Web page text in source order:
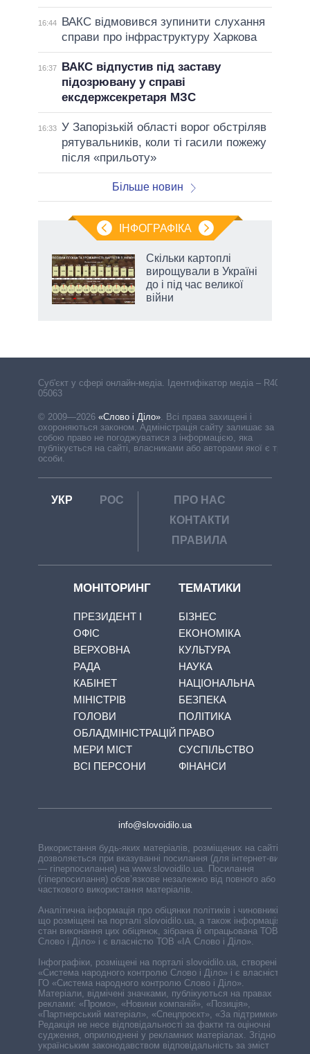
16:44
ВАКС відмовився зупинити слухання
справи про інфраструктуру Харкова
16:37
ВАКС відпустив під заставу
підозрювану у справі
ексдержсекретаря МЗС
16:33 У Запорізькій області ворог обстріляв
рятувальників, коли ті гасили пожежу
після «прильоту»
Більше новин
ІНФОГРАФІКА
Скільки картоплі
вирощували в Україні
до і під час великої
війни
Cуб'єкт у сфері онлайн-медіа. Ідентифікатор медіа – R40-
05063
© 2009—2026 «Слово і Діло». Всі права захищені і
охороняються законом. Адміністрація сайту залишає за
собою право не погоджуватися з інформацією, яка
публікується на сайті, власниками або авторами якої є треті
особи.
УКР РОС
ПРО НАС
КОНТАКТИ
ПРАВИЛА
МОНІТОРИНГ
ПРЕЗИДЕНТ І
ОФІС
ВЕРХОВНА
РАДА
КАБІНЕТ
МІНІСТРІВ
ГОЛОВИ
ОБЛАДМІНІСТРАЦІЙ
МЕРИ МІСТ
ВСІ ПЕРСОНИ
ТЕМАТИКИ
БІЗНЕС
ЕКОНОМІКА
КУЛЬТУРА
НАУКА
НАЦІОНАЛЬНА
БЕЗПЕКА
ПОЛІТИКА
ПРАВО
СУСПІЛЬСТВО
ФІНАНСИ
info@slovoidilo.ua
Використання будь-яких матеріалів, розміщених на сайті,
дозволяється при вказуванні посилання (для інтернет-видань
— гіперпосилання) на www.slovoidilo.ua. Посилання
(гіперпосилання) обов’язкове незалежно від повного або
часткового використання матеріалів.
Аналітична інформація про обіцянки політиків і чиновників,
що розміщені на порталі slovoidilo.ua, а також інформація про
стан виконання цих обіцянок, зібрана й опрацьована ТОВ «ІА
Слово і Діло» і є власністю ТОВ «ІА Слово і Діло».
Інфографіки, розміщені на порталі slovoidilo.ua, створені ГО
«Система народного контролю Слово і Діло» і є власністю
ГО «Система народного контролю Слово і Діло».
Матеріали, відмічені значками, публікуються на правах
реклами: «Промо», «Новини компаній», «Позиція»,
«Партнерський матеріал», «Спецпроєкт», «За підтримки».
Редакція не несе відповідальності за факти та оціночні
судження, оприлюднені у рекламних матеріалах. Згідно з
українським законодавством відповідальність за зміст